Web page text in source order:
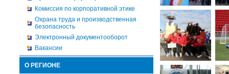
Комиссия по корпоративной этике
Охрана труда и производственная
безопасность
Электронный документооборот
Вакансии
О РЕГИОНЕ